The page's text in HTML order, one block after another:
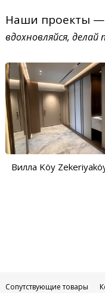
Наши проекты —
вдохновляйся,
Вилла Köy
Сопутствующие товары